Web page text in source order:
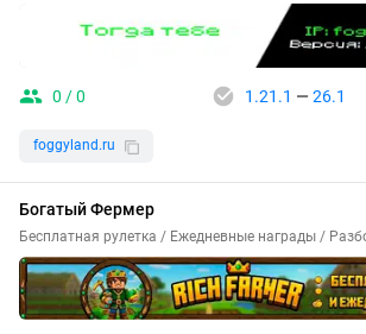
0 / 0 1.21.1 — 26.1
foggyland.ru
Богатый Фермер
Бесплатная рулетка / Ежедневные награды /